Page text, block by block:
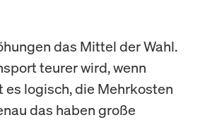
das Mittel der Wahl.
teurer wird, wenn
logisch, die Mehrkosten
das haben große